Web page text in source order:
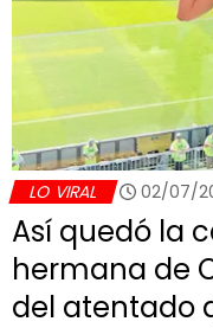
LO VIRAL 02/07/
Así quedó la
hermana de
del atentado